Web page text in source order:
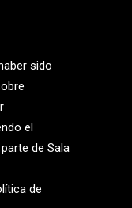
sido
el
de Sala
de